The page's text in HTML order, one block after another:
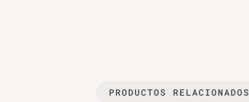
PRODUCTOS RELACIONADOS